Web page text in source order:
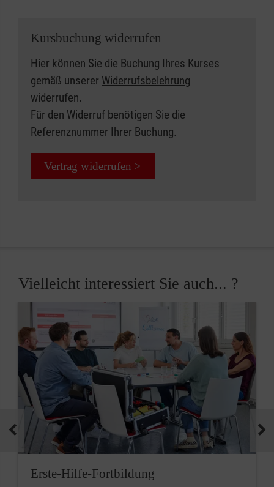
Kursbuchung widerrufen
Hier können Sie die Buchung Ihres Kurses
gemäß unserer Widerrufsbelehrung
widerrufen.
Für den Widerruf benötigen Sie die
Referenznummer Ihrer Buchung.
Vertrag widerrufen >
Vielleicht interessiert Sie auch... ?
Erste-Hilfe-Fortbildung